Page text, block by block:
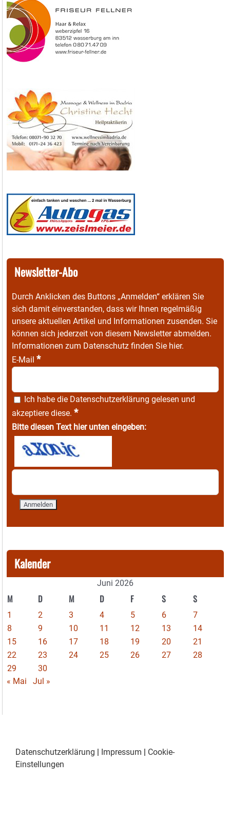
Newsletter-Abo
Durch Anklicken des Buttons „Anmelden“ erklären Sie
sich damit einverstanden, dass wir Ihnen regelmäßig
unsere aktuellen Artikel und Informationen zusenden. Sie
können sich jederzeit von diesem Newsletter abmelden.
Informationen zum Datenschutz finden Sie hier.
E-Mail *
Ich habe die Datenschutzerklärung gelesen und
akzeptiere diese. *
Bitte diesen Text hier unten eingeben:
Kalender
Juni 2026
M D M D F S S
1 2 3 4 5 6
7
8
9 10 11 12 13
14
15
16 17 18 19 20
21
22
23 24 25 26 27
28
29
30
« Mai
Jul »
Datenschutzerklärung | Impressum | Cookie-
Einstellungen